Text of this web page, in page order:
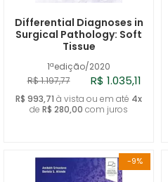
1ªedição/2020
Differential Diagnoses in
Surgical Pathology: Soft
Tissue
R$ 1.197,77 R$ 1.035,11
R$ 993,71 à vista ou em até 4x
de R$ 280,00 com juros
-9%